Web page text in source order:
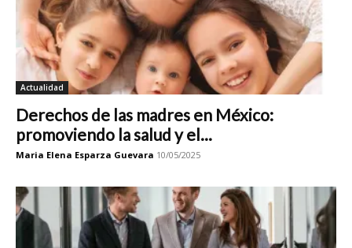
Actualidad
Derechos de las madres en México:
promoviendo la salud y el...
Maria Elena Esparza Guevara 10/05/2025